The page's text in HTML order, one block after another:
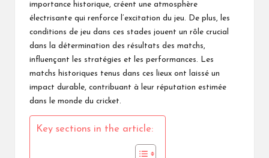
importance historique, créent une atmosphère
électrisante qui renforce l’excitation du jeu. De plus, les
conditions de jeu dans ces stades jouent un rôle crucial
dans la détermination des résultats des matchs,
influençant les stratégies et les performances. Les
matchs historiques tenus dans ces lieux ont laissé un
impact durable, contribuant à leur réputation estimée
dans le monde du cricket.
Key sections in the article: